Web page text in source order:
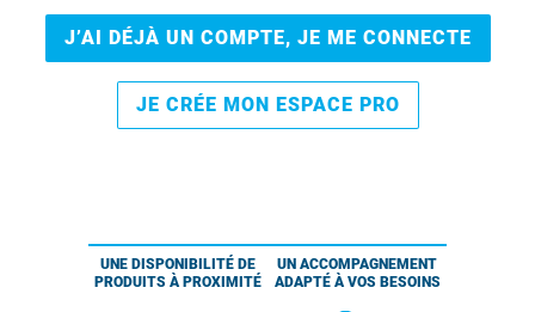
J’AI DÉJÀ UN COMPTE, JE ME CONNECTE
JE CRÉE MON ESPACE PRO
UNE DISPONIBILITÉ DE
PRODUITS À PROXIMITÉ
UN ACCOMPAGNEMENT
ADAPTÉ À VOS BESOINS